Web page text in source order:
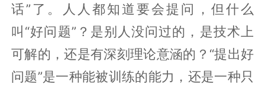
话”了。人人都知道要会提问，但什么
叫“好问题”？是别人没问过的，是技术上
可解的，还是有深刻理论意涵的？“提出好
问题”是一种能被训练的能力，还是一种只